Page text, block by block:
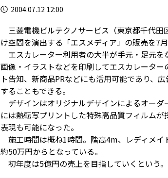
2004.07.12 12:00
三菱電機ビルテクノサービス（東京都千代
け空間を演出する「エスメディア」の販売を7
エスカレーター利用者の大半が手元・足元を
画像・イラストなどを印刷してエスカレータ
ト告知、新商品PRなどにも活用可能であり、
することもできる。
デザインはオリジナルデザインによるオー
には熱転写プリントした特殊高品質フィルム
表現も可能になった。
施工時間は概ね1時間。階高4m、レディメイ
約50万円からとなっている。
初年度は5億円の売上を目指していくという。